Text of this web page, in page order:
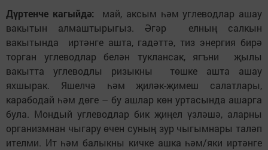
Дүртенче кагыйдә: май, аксым һәм углеводлар ашау
вакытын алмаштырыгыз. Әгәр елның салкын
вакытында иртәнге ашта, гадәттә, тиз энергия бирә
торган углеводлар белән туклансак, ягъни җылы
вакытта углеводлы ризыкны төшке ашта ашау
яхшырак. Яшелчә һәм җиләк-җимеш салатлары,
карабодай һәм дөге – бу ашлар көн уртасында ашарга
була. Мондый углеводлар бик җиңел үзләшә, аларны
организмнан чыгару өчен суның зур чыгымнары таләп
ителми. Ит һәм балыкны кичке ашка һәм/яки иртәнге